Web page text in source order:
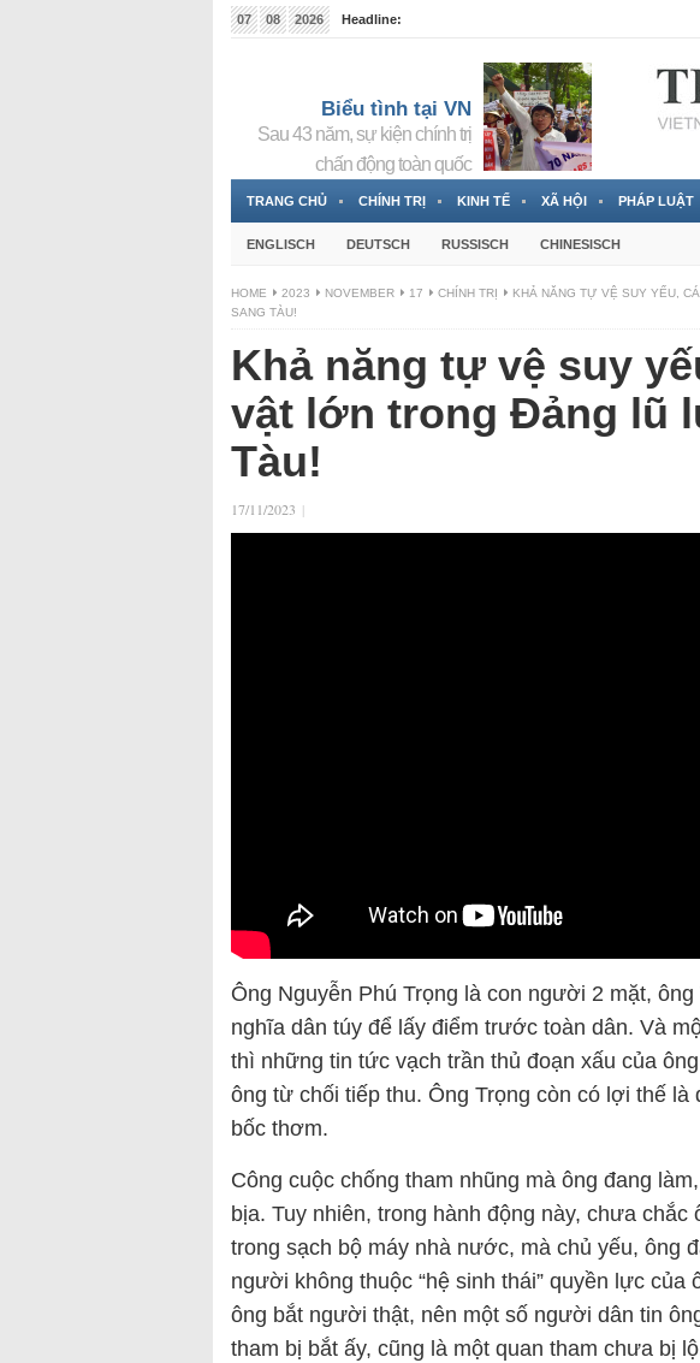
07 08 2026
Headline:
Biểu tình tại VN
Sau 43 năm, sự kiện chính trị
chấn động toàn quốc
TRANG CHỦ CHÍNH TRỊ KINH TẾ XÃ HỘI PHÁP LUẬT
ENGLISCH DEUTSCH RUSSISCH CHINESISCH
HOME 2023 NOVEMBER 17 CHÍNH TRỊ
KHẢ NĂNG TỰ VỆ SUY YẾU,
SANG TÀU!
Khả năng tự vệ suy
vật lớn trong Đảng lũ
Tàu!
17/11/2023 |
Ông Nguyễn Phú Trọng là con người 2 mặt,
nghĩa dân túy để lấy điểm trước toàn dân. Và
thì những tin tức vạch trần thủ đoạn xấu của
ông từ chối tiếp thu. Ông Trọng còn có lợi thế
bốc thơm.
Công cuộc chống tham nhũng mà ông đang
bịa. Tuy nhiên, trong hành động này, chưa
trong sạch bộ máy nhà nước, mà chủ yếu, ông
người không thuộc “hệ sinh thái” quyền lực của
ông bắt người thật, nên một số người dân tin
tham bị bắt ấy, cũng là một quan tham chưa bị